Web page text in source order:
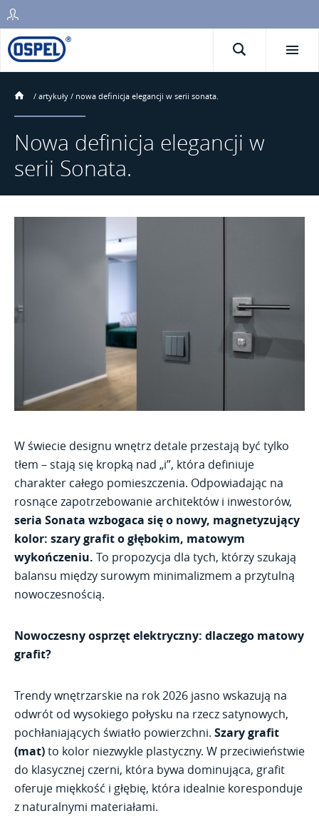
/ artykuły / nowa definicja elegancji w serii sonata.
Nowa definicja elegancji w
serii Sonata.
W świecie designu wnętrz detale przestają być tylko
tłem – stają się kropką nad „i”, która definiuje
charakter całego pomieszczenia. Odpowiadając na
rosnące zapotrzebowanie architektów i inwestorów,
seria Sonata wzbogaca się o nowy, magnetyzujący
kolor: szary grafit o głębokim, matowym
wykończeniu. To propozycja dla tych, którzy szukają
balansu między surowym minimalizmem a przytulną
nowoczesnością.
Nowoczesny osprzęt elektryczny: dlaczego matowy
grafit?
Trendy wnętrzarskie na rok 2026 jasno wskazują na
odwrót od wysokiego połysku na rzecz satynowych,
pochłaniających światło powierzchni. Szary grafit
(mat)to kolor niezwykle plastyczny. W przeciwieństwie
do klasycznej czerni, która bywa dominująca, grafit
oferuje miękkość i głębię, która idealnie koresponduje
z naturalnymi materiałami.